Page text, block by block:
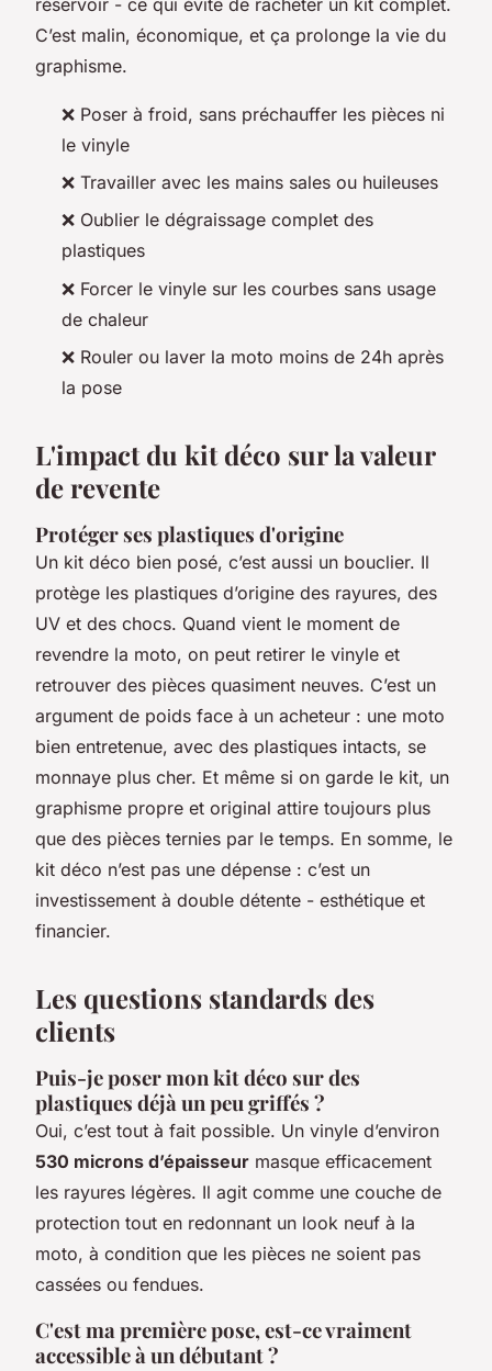
C’est malin, économique, et ça prolonge la vie du
graphisme.
❌ Poser à froid, sans préchauffer les pièces ni
le vinyle
❌ Travailler avec les mains sales ou huileuses
❌ Oublier le dégraissage complet des
plastiques
❌ Forcer le vinyle sur les courbes sans usage
de chaleur
❌ Rouler ou laver la moto moins de 24h après
la pose
L'impact du kit déco sur la valeur
de revente
Protéger ses plastiques d'origine
Un kit déco bien posé, c’est aussi un bouclier. Il
protège les plastiques d’origine des rayures, des
UV et des chocs. Quand vient le moment de
revendre la moto, on peut retirer le vinyle et
retrouver des pièces quasiment neuves. C’est un
argument de poids face à un acheteur : une moto
bien entretenue, avec des plastiques intacts, se
monnaye plus cher. Et même si on garde le kit, un
graphisme propre et original attire toujours plus
que des pièces ternies par le temps. En somme, le
kit déco n’est pas une dépense : c’est un
investissement à double détente - esthétique et
financier.
Les questions standards des
clients
Puis-je poser mon kit déco sur des
plastiques déjà un peu griffés ?
Oui, c’est tout à fait possible. Un vinyle d’environ
530 microns d’épaisseur masque efficacement
les rayures légères. Il agit comme une couche de
protection tout en redonnant un look neuf à la
moto, à condition que les pièces ne soient pas
cassées ou fendues.
C'est ma première pose, est-ce vraiment
accessible à un débutant ?